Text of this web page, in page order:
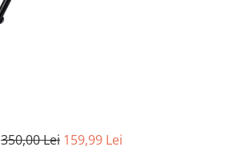
350,00 Lei 159,99 Lei